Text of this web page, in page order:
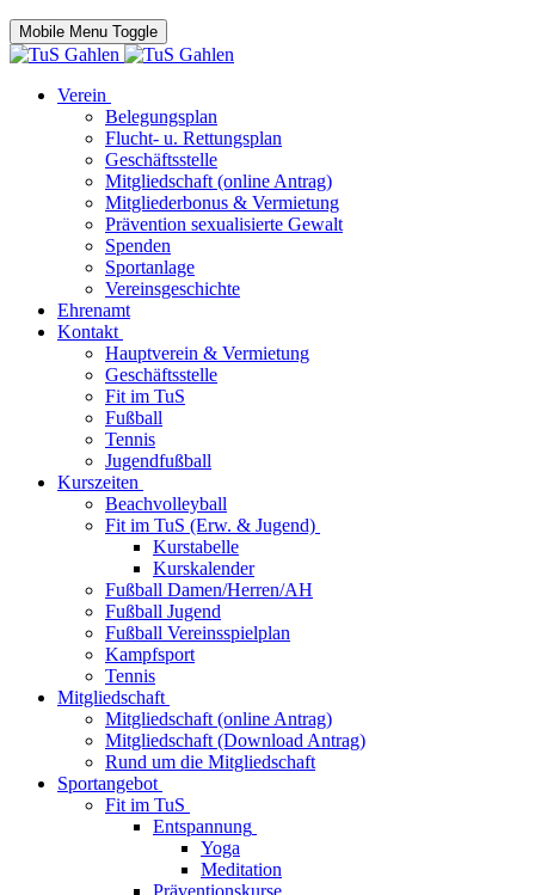
Mobile Menu Toggle
Verein
Belegungsplan
Flucht- u. Rettungsplan
Geschäftsstelle
Mitgliedschaft (online Antrag)
Mitgliederbonus & Vermietung
Prävention sexualisierte Gewalt
Spenden
Sportanlage
Vereinsgeschichte
Ehrenamt
Kontakt
Hauptverein & Vermietung
Geschäftsstelle
Fit im TuS
Fußball
Tennis
Jugendfußball
Kurszeiten
Beachvolleyball
Fit im TuS (Erw. & Jugend)
Kurstabelle
Kurskalender
Fußball Damen/Herren/AH
Fußball Jugend
Fußball Vereinsspielplan
Kampfsport
Tennis
Mitgliedschaft
Mitgliedschaft (online Antrag)
Mitgliedschaft (Download Antrag)
Rund um die Mitgliedschaft
Sportangebot
Fit im TuS
Entspannung
Yoga
Meditation
Präventionskurse